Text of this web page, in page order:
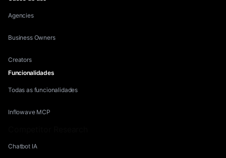
Agencies
Business Owners
Creators
Funcionalidades
Todas as funcionalidades
Inflowave MCP
Chatbot IA